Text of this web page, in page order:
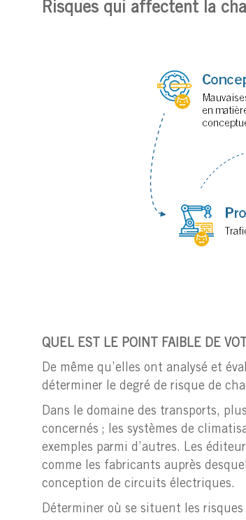
Risques qui affectent la
QUEL EST LE POINT FAIBLE DE
De même qu’elles ont analysé et
déterminer le degré de risque de
Dans le domaine des transports,
concernés ; les systèmes de
exemples parmi d’autres. Les
comme les fabricants auprès
conception de circuits électriques.
Déterminer où se situent les